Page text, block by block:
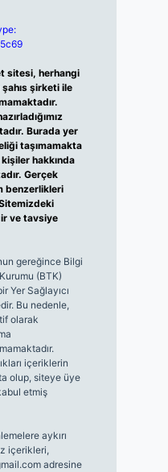
sitesi, herhangi
şirketi ile
Burada yer
taşımamakta
hakkında
Gerçek
benzerlikleri
ve tavsiye
gereğince Bilgi
(BTK)
Yer Sağlayıcı
Bu nedenle,
olarak
içeriklerin
olup, siteye üye
etmiş
aykırı
içerikleri,
adresine